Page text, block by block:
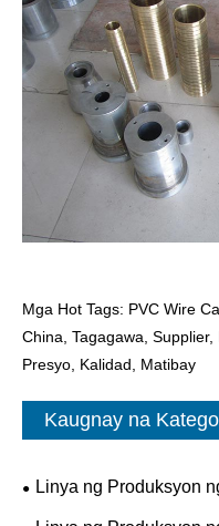
Mga Hot Tags: PVC Wire
China, Tagagawa,
Presyo, Kalidad, Matibay
Kaugnay na
Linya ng Produksyon